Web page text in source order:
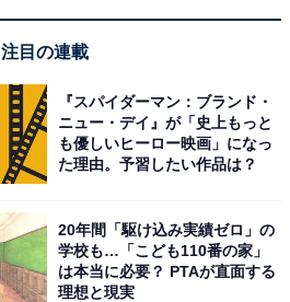
注目の連載
『スパイダーマン：ブランド・
ニュー・デイ』が「史上もっと
も優しいヒーロー映画」になっ
た理由。予習したい作品は？
20年間「駆け込み実績ゼロ」の
学校も…「こども110番の家」
は本当に必要？ PTAが直面する
理想と現実